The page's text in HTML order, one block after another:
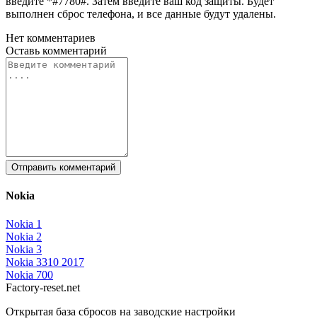
выполнен сброс телефона, и все данные будут удалены.
Нет комментариев
Оставь комментарий
Отправить комментарий
Nokia
Nokia 1
Nokia 2
Nokia 3
Nokia 3310 2017
Nokia 700
Factory-reset.net
Открытая база сбросов на заводские настройки